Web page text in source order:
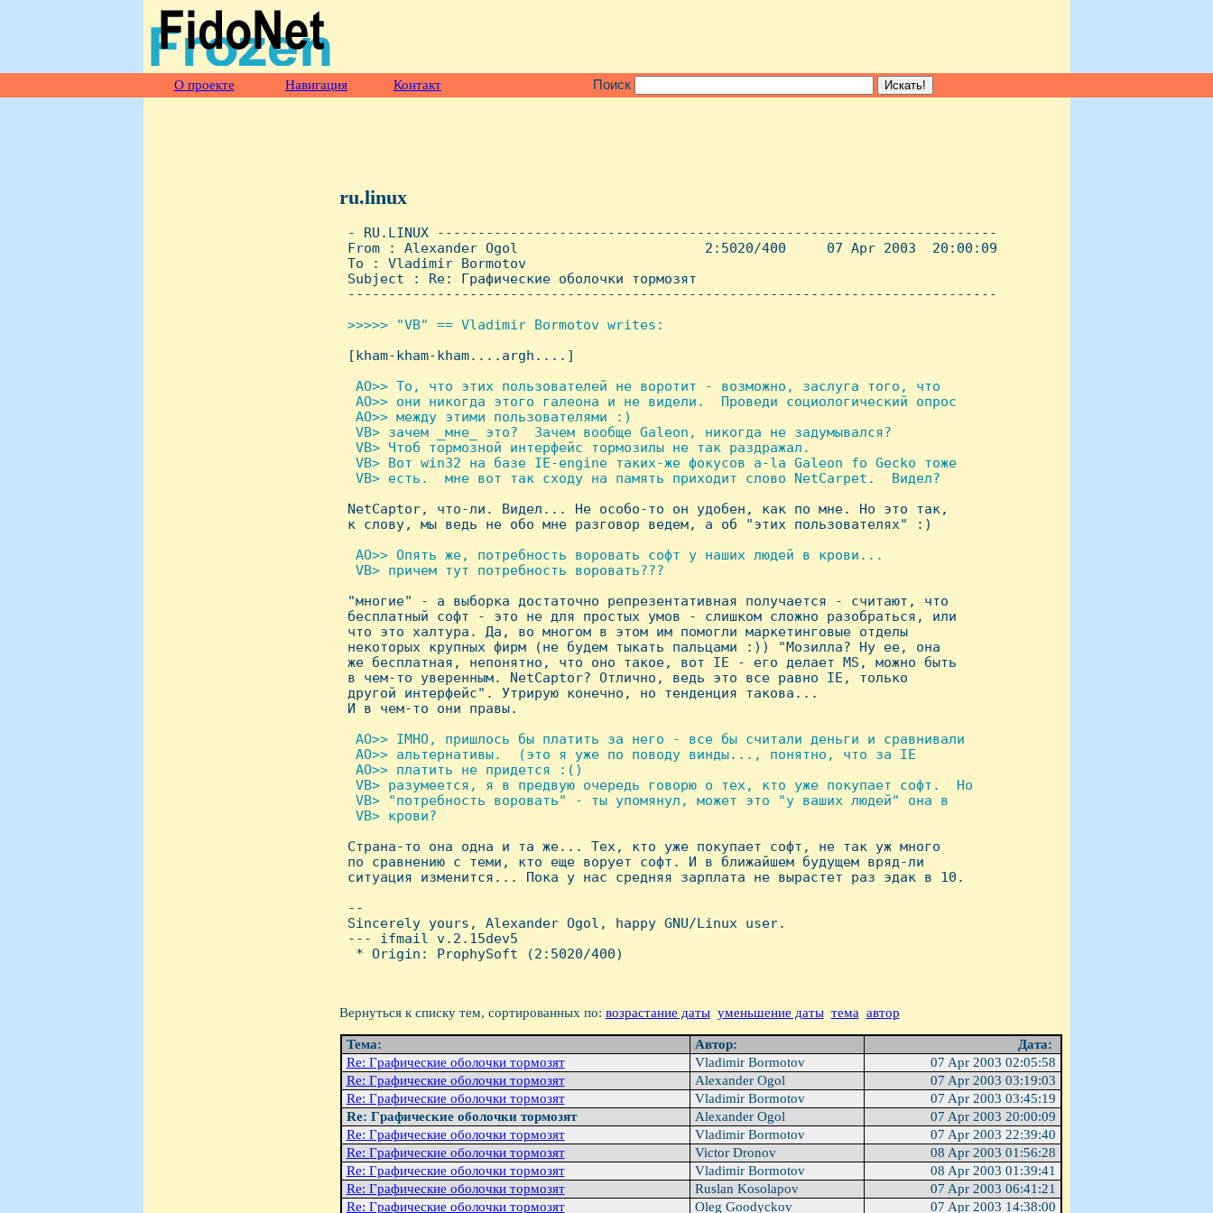
О проекте Навигация Контакт Поиск
ru.linux
- RU.LINUX ---------------------------------------------------------------------
From : Alexander Ogol                       2:5020/400     07 Apr 2003  20:00:09
To : Vladimir Bormotov
Subject : Re: Гpафические оболочки тоpмозят
--------------------------------------------------------------------------------
>>>>> "VB" == Vladimir Bormotov writes:
[kham-kham-kham....argh....]
AO>> То, что этих пользователей не воротит - возможно, заслуга того, что
  AO>> они никогда этого галеона и не видели.  Проведи социологический опрос
  AO>> между этими пользователями :)
  VB> зачем _мне_ это?  Зачем вообще Galeon, никогда не задумывался?
  VB> Чтоб тормозной интерфейс тормозилы не так раздражал.
  VB> Вот win32 на базе IE-engine таких-же фокусов a-la Galeon fo Gecko тоже
  VB> есть.  мне вот так сходу на память приходит слово NetCarpet.  Видел?
NetCaptor, что-ли. Видел... Hе особо-то он удобен, как по мне. Hо это так,
к слову, мы ведь не обо мне разговор ведем, а об "этих пользователях" :)
AO>> Опять же, потребность воровать софт у наших людей в крови...
  VB> причем тут потребность воровать???
"многие" - а выборка достаточно репрезентативная получается - считают, что
бесплатный софт - это не для простых умов - слишком сложно разобраться, или
что это халтура. Да, во многом в этом им помогли маркетинговые отделы
некоторых крупных фирм (не будем тыкать пальцами :)) "Мозилла? Hу ее, она
же бесплатная, непонятно, что оно такое, вот IE - его делает MS, можно быть
в чем-то уверенным. NetCaptor? Отлично, ведь это все равно IE, только
другой интерфейс". Утрирую конечно, но тенденция такова...
И в чем-то они правы.
AO>> IMHO, пришлось бы платить за него - все бы считали деньги и сравнивали
  AO>> альтернативы.  (это я уже по поводу винды..., понятно, что за IE
  AO>> платить не придется :()
  VB> разумеется, я в предвую очередь говорю о тех, кто уже покупает софт.  Hо
  VB> "потребность воровать" - ты упомянул, может это "у ваших людей" она в
  VB> крови?
Страна-то она одна и та же... Тех, кто уже покупает софт, не так уж много
по сравнению с теми, кто еще ворует софт. И в ближайшем будущем вряд-ли
ситуация изменится... Пока у нас средняя зарплата не вырастет раз эдак в 10.
--
Sincerely yours, Alexander Ogol, happy GNU/Linux user.
--- ifmail v.2.15dev5
  * Origin: ProphySoft (2:5020/400)
Вернуться к списку тем, сортированных по: возрастание даты уменьшение даты тема автор
Тема: Автор:
Дата:
Re: Гpафические оболочки тоpмозят
Vladimir Bormotov
07 Apr 2003 02:05:58
Re: Гpафические оболочки тоpмозят
Alexander Ogol
07 Apr 2003 03:19:03
Re: Гpафические оболочки тоpмозят
Vladimir Bormotov
07 Apr 2003 03:45:19
Re: Гpафические оболочки тоpмозят
Alexander Ogol
07 Apr 2003 20:00:09
Re: Гpафические оболочки тоpмозят
Vladimir Bormotov
07 Apr 2003 22:39:40
Re: Гpафические оболочки тоpмозят
Victor Dronov
08 Apr 2003 01:56:28
Re: Гpафические оболочки тоpмозят
Vladimir Bormotov
08 Apr 2003 01:39:41
Re: Гpафические оболочки тоpмозят
Ruslan Kosolapov
07 Apr 2003 06:41:21
Re: Гpафические оболочки тоpмозят
Oleg Goodyckov 07 Apr 2003 14:38:00